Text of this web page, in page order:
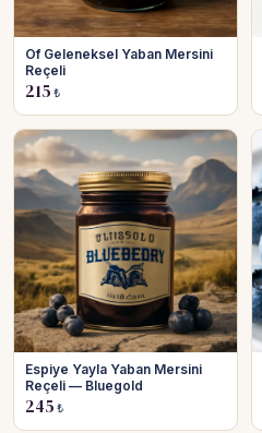
Of Geleneksel Yaban Mersini
Reçeli
215 ₺
Espiye Yayla Yaban Mersini
Reçeli — Bluegold
245 ₺